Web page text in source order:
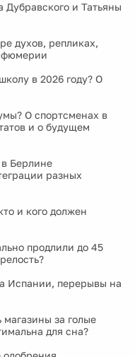
Дубравского и Татьяны
духов, репликах,
в 2026 году? О
О спортсменах в
и о будущем
Берлине
разных
и кого должен
продлили до 45
Испании, перерывы на
за голые
для сна?